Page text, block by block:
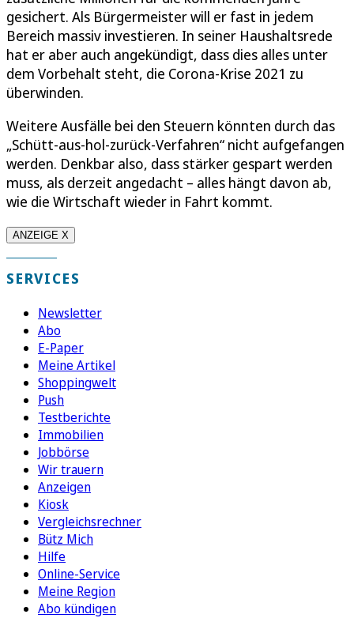
gesichert. Als Bürgermeister will er fast in jedem
Bereich massiv investieren. In seiner Haushaltsrede
hat er aber auch angekündigt, dass dies alles unter
dem Vorbehalt steht, die Corona-Krise 2021 zu
überwinden.
Weitere Ausfälle bei den Steuern könnten durch das
„Schütt-aus-hol-zurück-Verfahren“ nicht aufgefangen
werden. Denkbar also, dass stärker gespart werden
muss, als derzeit angedacht – alles hängt davon ab,
wie die Wirtschaft wieder in Fahrt kommt.
ANZEIGE X
SERVICES
Newsletter
Abo
E-Paper
Meine Artikel
Shoppingwelt
Push
Testberichte
Immobilien
Jobbörse
Wir trauern
Anzeigen
Kiosk
Vergleichsrechner
Bütz Mich
Hilfe
Online-Service
Meine Region
Abo kündigen